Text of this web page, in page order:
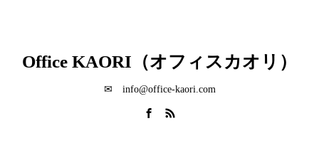
Office KAORI（オフィスカオリ）
✉ info@office-kaori.com